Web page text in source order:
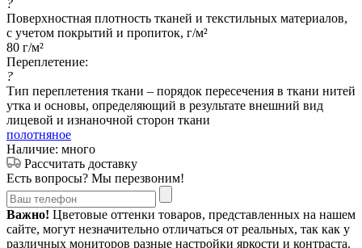
?
Поверхностная плотность тканей и текстильных материалов,
с учетом покрытий и пропиток, г/м²
80 г/м²
Переплетение:
?
Тип переплетения ткани – порядок пересечения в ткани нитей
утка и основы, определяющий в результате внешний вид
лицевой и изнаночной сторон ткани
полотняное
Наличие: много
Рассчитать доставку
Есть вопросы? Мы перезвоним!
Важно! Цветовые оттенки товаров, представленных на нашем
сайте, могут незначительно отличаться от реальных, так как у
различных мониторов разные настройки яркости и контраста.